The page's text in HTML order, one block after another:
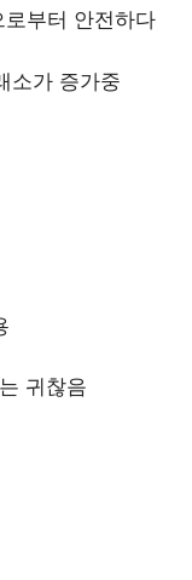
부터 안전하다
소가 증가중
귀찮음